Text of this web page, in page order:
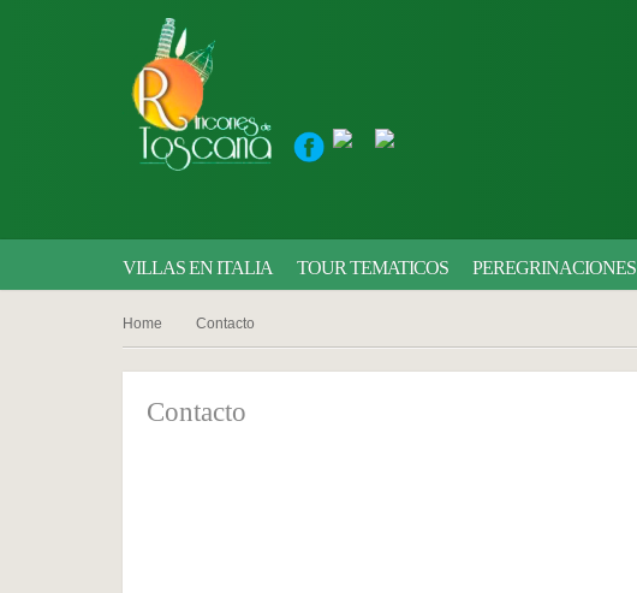
VILLAS EN ITALIA TOUR TEMATICOS PEREGRINACIONES
Home Contacto
Contacto